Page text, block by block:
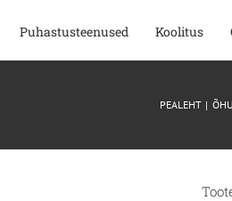
Puhastusteenused Koolitus
PEALEHT